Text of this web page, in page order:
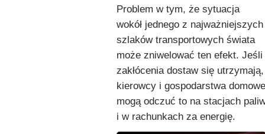
Problem w tym, że sytuacja
wokół jednego z najważniejszych
szlaków transportowych świata
może zniwelować ten efekt. Jeśli
zakłócenia dostaw się utrzymają,
kierowcy i gospodarstwa domowe
mogą odczuć to na stacjach
i w rachunkach za energię.